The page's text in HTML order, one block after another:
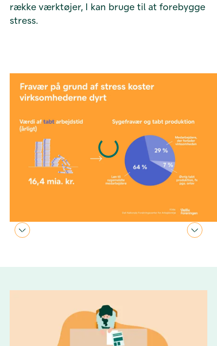
række værktøjer, I kan bruge til at forebygge
stress.